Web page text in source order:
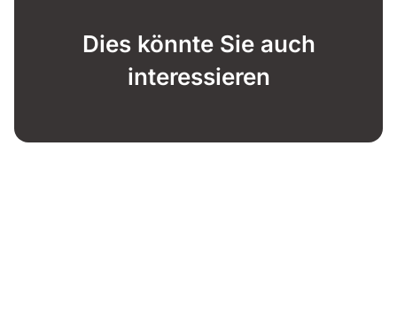
Dies könnte Sie auch
interessieren